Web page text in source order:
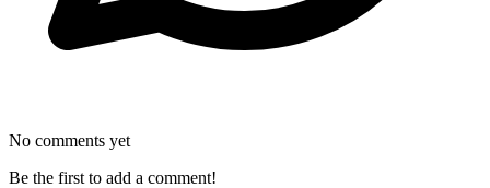
No comments yet
Be the first to add a comment!